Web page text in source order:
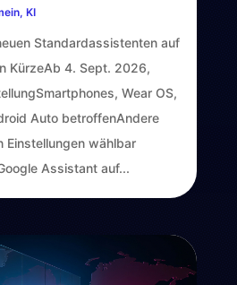
, KI
Standardassistenten auf
KürzeAb 4. Sept. 2026,
Wear OS,
Auto betroffenAndere
Einstellungen wählbar
Assistant auf...